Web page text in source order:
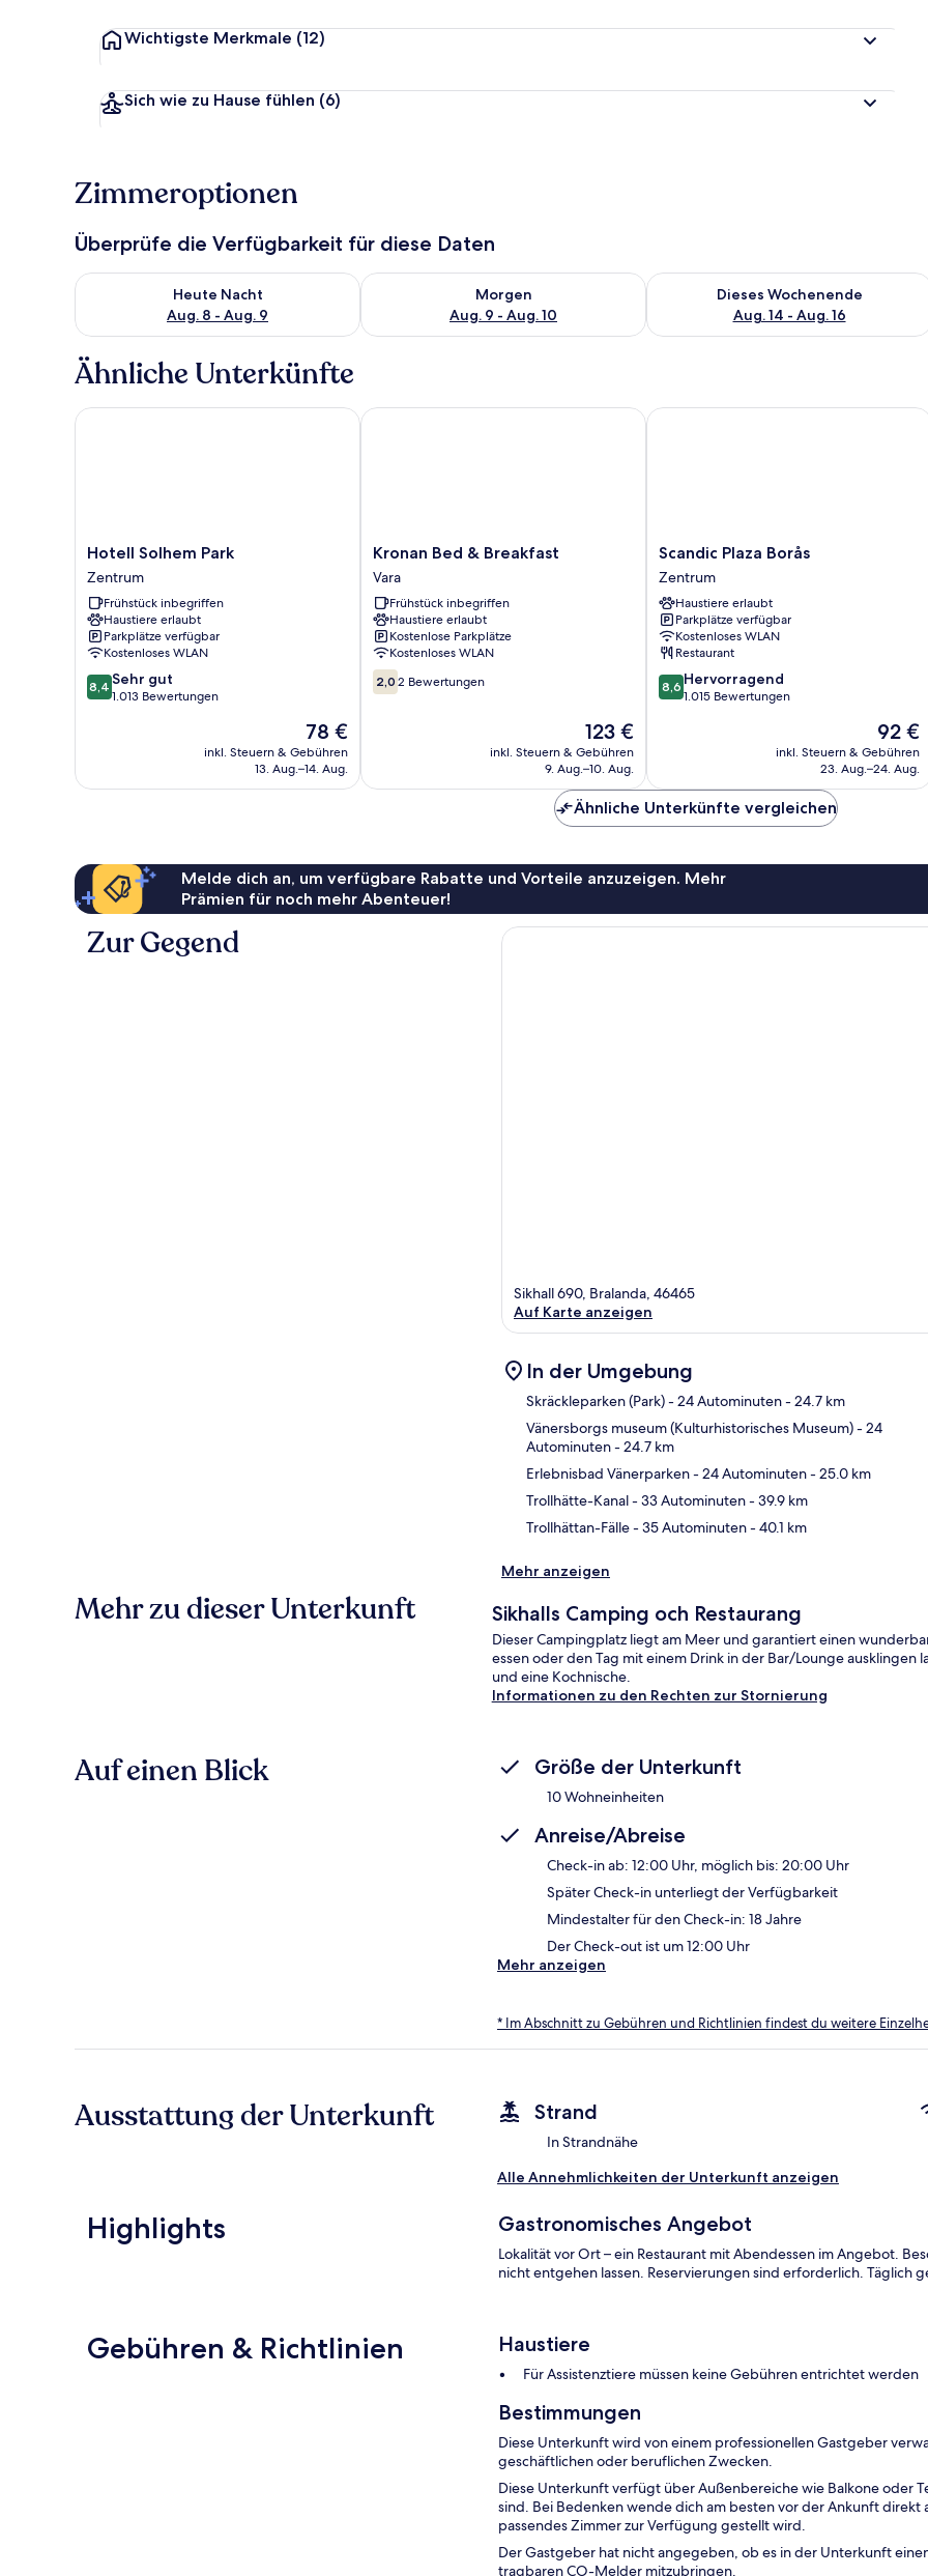
Wichtigste Merkmale (12)
Sich wie zu Hause fühlen (6)
Zimmeroptionen
Überprüfe die Verfügbarkeit für diese Daten
Heute Nacht
Aug. 8 - Aug. 9
Überprüfe die Verfügbarkeit für heute Nacht, Aug. 8 - Aug. 9.
Morgen
Aug. 9 - Aug. 10
Überprüfe die Verfügbarkeit für morgen, Aug. 9 - Aug. 10.
Dieses Wochenende
Aug. 14 - Aug. 16
Überprüfe die Verfügbarkeit für
Ähnliche Unterkünfte
Hotell
Solhem
Park
Zentrum
Hotell Solhem Park
Zentrum
Frühstück inbegriffen
Haustiere erlaubt
Parkplätze verfügbar
Kostenloses WLAN
8.4
von
Bewertungen
8,4 Sehr gut
1.013 Bewertungen
Der
Preis
beträgt
78 €
inkl. Steuern & Gebühren
13. Aug.–14. Aug.
Hotell Solhem Park
Kronan
Bed
&
Breakfast
Vara
Kronan Bed & Breakfast
Vara
Frühstück inbegriffen
Haustiere erlaubt
Kostenlose Parkplätze
Kostenloses WLAN
2.0
von
2,0 2 Bewertungen
Der
Preis
beträgt
123 €
inkl. Steuern & Gebühren
9. Aug.–10. Aug.
Kronan Bed & Breakfast
Scandic
Plaza
Borås
Zentrum
Scandic Plaza Borås
Zentrum
Haustiere erlaubt
Parkplätze verfügbar
Kostenloses WLAN
Restaurant
8.6
von
8,6 Hervorragend
1.015 Bewertungen
Der
Preis
beträgt
92 €
inkl. Steuern & Gebühren
23. Aug.–24. Aug.
Scandic Plaza Borås
Ähnliche Unterkünfte vergleichen
Melde dich an, um verfügbare Rabatte und Vorteile anzuzeigen. Mehr
Prämien für noch mehr Abenteuer!
Zur Gegend
Sikhall 690, Bralanda, 46465
Auf Karte anzeigen
In der Umgebung
Skräckleparken (Park)- 24 Autominuten- 24.7 km
Vänersborgs museum (Kulturhistorisches Museum)- 24
Autominuten- 24.7 km
Erlebnisbad Vänerparken- 24 Autominuten- 25.0 km
Trollhätte-Kanal- 33 Autominuten- 39.9 km
Trollhättan-Fälle- 35 Autominuten- 40.1 km
Mehr anzeigen
Mehr zu dieser Unterkunft Sikhalls Camping och Restaurang
Dieser Campingplatz liegt am Meer und garantiert einen
essen oder den Tag mit einem Drink in der Bar/Lounge ausklingen
und eine Kochnische.
Informationen zu den Rechten zur Stornierung
Auf einen Blick Größe der Unterkunft
10 Wohneinheiten
Anreise/Abreise
Check-in ab: 12:00 Uhr, möglich bis: 20:00 Uhr
Später Check-in unterliegt der Verfügbarkeit
Mindestalter für den Check-in: 18 Jahre
Der Check-out ist um 12:00 Uhr
Mehr anzeigen
* Im Abschnitt zu Gebühren und Richtlinien findest du weitere
Ausstattung der Unterkunft Strand
In Strandnähe
Alle Annehmlichkeiten der Unterkunft anzeigen
Highlights Gastronomisches Angebot
Lokalität vor Ort – ein Restaurant mit Abendessen im Angebot.
nicht entgehen lassen. Reservierungen sind erforderlich. Täglich
Gebühren & Richtlinien Haustiere
Für Assistenztiere müssen keine Gebühren entrichtet werden
Bestimmungen
Diese Unterkunft wird von einem professionellen Gastgeber
geschäftlichen oder beruflichen Zwecken.
Diese Unterkunft verfügt über Außenbereiche wie Balkone oder
sind. Bei Bedenken wende dich am besten vor der Ankunft direkt
passendes Zimmer zur Verfügung gestellt wird.
Der Gastgeber hat nicht angegeben, ob es in der Unterkunft
tragbaren CO-Melder mitzubringen.